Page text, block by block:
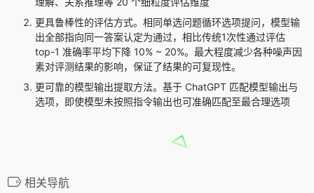
更具鲁棒性的评估方式。相同单选问题循环选项提问，模型输
出全部指向同一答案认定为通过，相比传统1次性通过评估
top-1 准确率平均下降 10% ~ 20%。最大程度减少各种噪声因
素对评测结果的影响，保证了结果的可复现性。
更可靠的模型输出提取方法。基于 ChatGPT 匹配模型输出与
选项，即使模型未按照指令输出也可准确匹配至最合理选项
相关导航